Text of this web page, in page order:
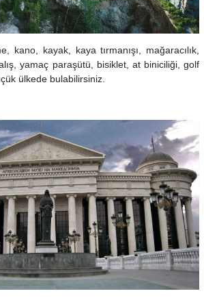
kano, kayak, kaya tırmanışı, mağaracılık,
yamaç paraşütü, bisiklet, at biniciliği, golf
ülkede bulabilirsiniz.